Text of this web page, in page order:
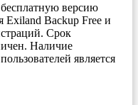
версию
Exiland Backup Free и
Срок
Наличие
является